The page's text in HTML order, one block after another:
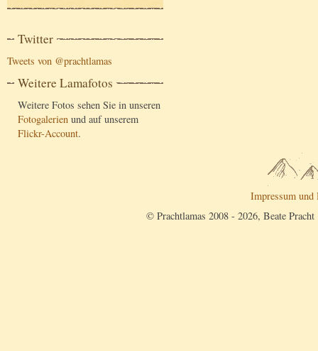
Twitter
Tweets von @prachtlamas
Weitere Lamafotos
Weitere Fotos sehen Sie in unseren
Fotogalerien und auf unserem
Flickr-Account.
Impressum und
© Prachtlamas 2008 - 2026, Beate Pracht